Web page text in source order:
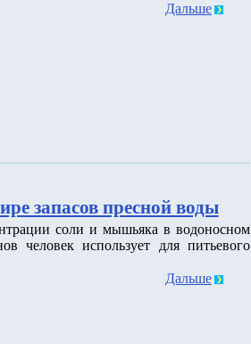
Дальше
запасов пресной воды
соли и мышьяка в водоносном
человек использует для питьевого
Дальше